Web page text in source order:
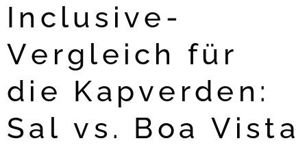
Inclusive-
Vergleich für
die Kapverden:
Sal vs. Boa Vista